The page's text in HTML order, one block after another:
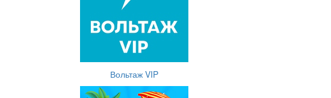
Вольтаж VIP